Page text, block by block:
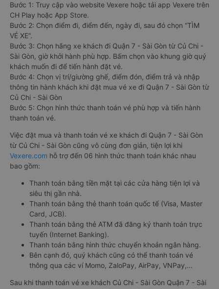
Bước 1: Truy cập vào website Vexere hoặc tải app Vexere trên
CH Play hoặc App Store.
Bước 2: Chọn điểm đi, điểm đến, ngày đi, sau đó chọn “TÌM
VÉ XE”.
Bước 3: Chọn hãng xe khách đi Quận 7 - Sài Gòn từ Củ Chi -
Sài Gòn, giờ khởi hành phù hợp. Bấm chọn vào khung giờ quý
khách muốn đi để tiến hành đặt vé.
Bước 4: Chọn vị trí/giường ghế, điểm đón, điểm trả và nhập
thông tin hành khách khi đặt mua vé xe đi Quận 7 - Sài Gòn từ
Củ Chi - Sài Gòn
Bước 5: Chọn hình thức thanh toán vé phù hợp và tiến hành
thanh toán vé.
Việc đặt mua và thanh toán vé xe khách đi Quận 7 - Sài Gòn
từ Củ Chi - Sài Gòn cũng vô cùng đơn giản, tiện lợi khi
Vexere.com hỗ trợ đến 06 hình thức thanh toán khác nhau
bao gồm:
Thanh toán bằng tiền mặt tại các cửa hàng tiện lợi và
siêu thị gần nhà.
Thanh toán bằng thẻ thanh toán quốc tế (Visa, Master
Card, JCB).
Thanh toán bằng thẻ ATM đã đăng ký thanh toán trực
tuyến (Internet Banking).
Thanh toán bằng hình thức chuyển khoản ngân hàng.
Bên cạnh đó, quý khách cũng có thể thanh toán vé
thông qua các ví Momo, ZaloPay, AirPay, VNPay,…
Sau khi thanh toán vé xe khách Củ Chi - Sài Gòn Quận 7 - Sài